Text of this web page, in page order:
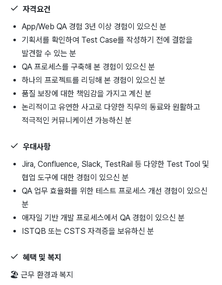
자격요건
App/Web QA 경험 3년 이상 경험이 있으신 분
기획서를 확인하여 Test Case를 작성하기 전에 결함을
발견할 수 있는 분
QA 프로세스를 구축해 본 경험이 있으신 분
하나의 프로젝트를 리딩해 본 경험이 있으신 분
품질 보장에 대한 책임감을 가지고 계신 분
논리적이고 유연한 사고로 다양한 직무의 동료와 원활하고
적극적인 커뮤니케이션 가능하신 분
우대사항
Jira, Confluence, Slack, TestRail 등 다양한 Test Tool 및
협업 도구에 대한 경험이 있으신 분
QA 업무 효율화를 위한 테스트 프로세스 개선 경험이 있으신
분
애자일 기반 개발 프로세스에서 QA 경험이 있으신 분
ISTQB 또는 CSTS 자격증을 보유하신 분
혜택 및 복지
🏖 근무 환경과 복지